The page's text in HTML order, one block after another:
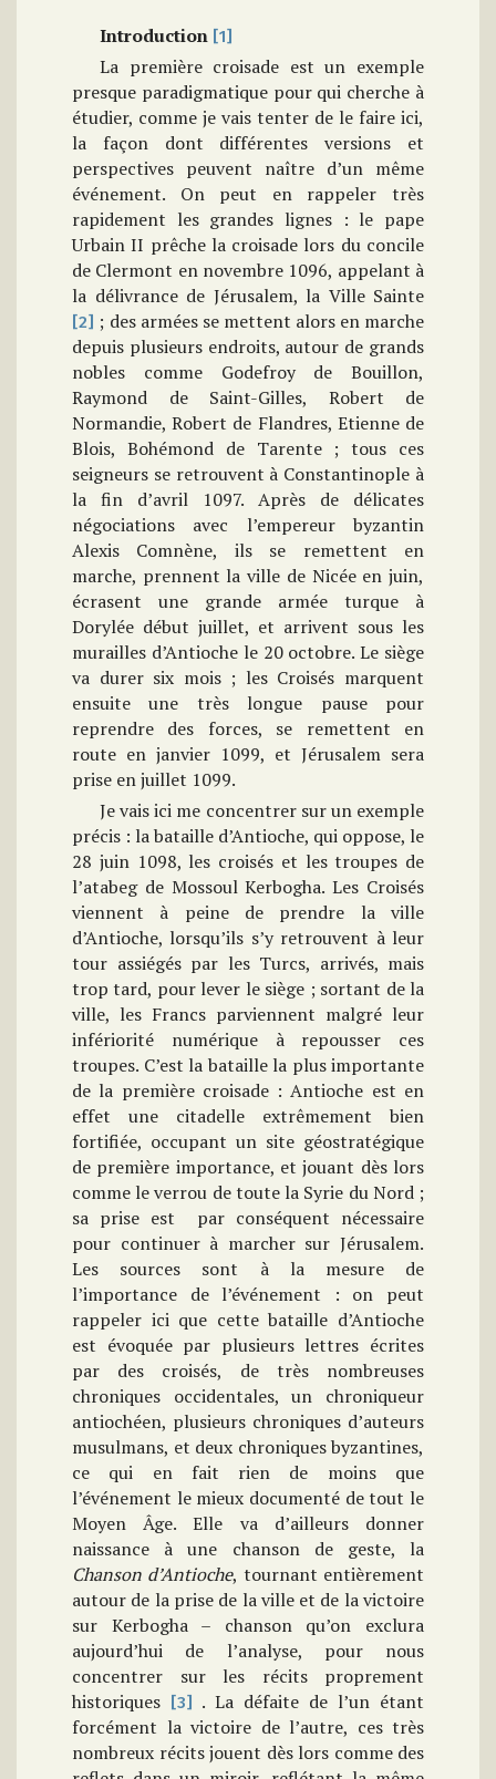
Introduction [1]
La première croisade est un exemple
presque paradigmatique pour qui cherche à
étudier, comme je vais tenter de le faire ici,
la façon dont différentes versions et
perspectives peuvent naître d’un même
événement. On peut en rappeler très
rapidement les grandes lignes : le pape
Urbain II prêche la croisade lors du concile
de Clermont en novembre 1096, appelant à
la délivrance de Jérusalem, la Ville Sainte
[2] ; des armées se mettent alors en marche
depuis plusieurs endroits, autour de grands
nobles comme Godefroy de Bouillon,
Raymond de Saint-Gilles, Robert de
Normandie, Robert de Flandres, Etienne de
Blois, Bohémond de Tarente ; tous ces
seigneurs se retrouvent à Constantinople à
la fin d’avril 1097. Après de délicates
négociations avec l’empereur byzantin
Alexis Comnène, ils se remettent en
marche, prennent la ville de Nicée en juin,
écrasent une grande armée turque à
Dorylée début juillet, et arrivent sous les
murailles d’Antioche le 20 octobre. Le siège
va durer six mois ; les Croisés marquent
ensuite une très longue pause pour
reprendre des forces, se remettent en
route en janvier 1099, et Jérusalem sera
prise en juillet 1099.
Je vais ici me concentrer sur un exemple
précis : la bataille d’Antioche, qui oppose, le
28 juin 1098, les croisés et les troupes de
l’atabeg de Mossoul Kerbogha. Les Croisés
viennent à peine de prendre la ville
d’Antioche, lorsqu’ils s’y retrouvent à leur
tour assiégés par les Turcs, arrivés, mais
trop tard, pour lever le siège ; sortant de la
ville, les Francs parviennent malgré leur
infériorité numérique à repousser ces
troupes. C’est la bataille la plus importante
de la première croisade : Antioche est en
effet une citadelle extrêmement bien
fortifiée, occupant un site géostratégique
de première importance, et jouant dès lors
comme le verrou de toute la Syrie du Nord ;
sa prise est par conséquent nécessaire
pour continuer à marcher sur Jérusalem.
Les sources sont à la mesure de
l’importance de l’événement : on peut
rappeler ici que cette bataille d’Antioche
est évoquée par plusieurs lettres écrites
par des croisés, de très nombreuses
chroniques occidentales, un chroniqueur
antiochéen, plusieurs chroniques d’auteurs
musulmans, et deux chroniques byzantines,
ce qui en fait rien de moins que
l’événement le mieux documenté de tout le
Moyen Âge. Elle va d’ailleurs donner
naissance à une chanson de geste, la
Chanson d’Antioche, tournant entièrement
autour de la prise de la ville et de la victoire
sur Kerbogha – chanson qu’on exclura
aujourd’hui de l’analyse, pour nous
concentrer sur les récits proprement
historiques
[3]
. La défaite de l’un étant
forcément la victoire de l’autre, ces très
nombreux récits jouent dès lors comme des